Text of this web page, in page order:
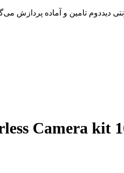
دیددوم تامین و آماده پردازش